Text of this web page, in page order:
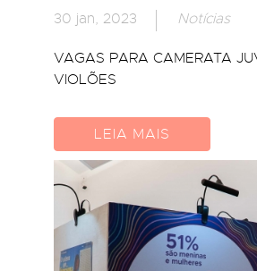
30 jan, 2023 Notícias
VAGAS PARA CAMERATA
VIOLÕES
LEIA MAIS